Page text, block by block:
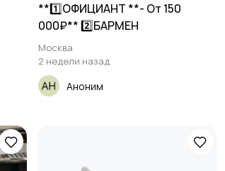
**1️⃣ОФИЦИАНТ **- От 150
000₽** 2️⃣БАРМЕН
Москва
2 недели назад
Аноним